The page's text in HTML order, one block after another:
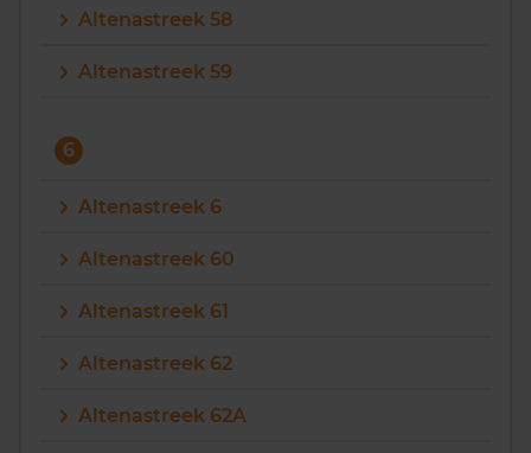
Altenastreek 58
Altenastreek 59
6
Altenastreek 6
Altenastreek 60
Altenastreek 61
Altenastreek 62
Altenastreek 62A